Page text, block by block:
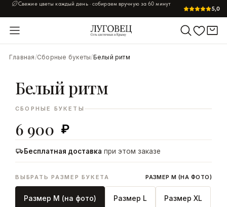
Заказ до20:30— доставим сегодня по Симферополю
5,0
Главная/Сборные букеты/Белый ритм
Белый ритм
СБОРНЫЕ БУКЕТЫ
6 900 ₽
Бесплатная доставка при этом заказе
ВЫБРАТЬ РАЗМЕР БУКЕТА РАЗМЕР M (НА ФОТО)
Размер M (на фото) Размер L Размер XL